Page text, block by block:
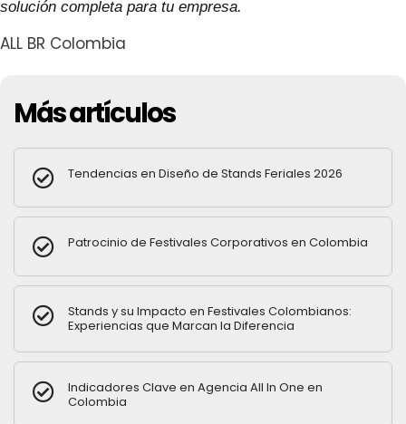
solución completa para tu empresa.
ALL BR Colombia
Más artículos
Tendencias en Diseño de Stands Feriales 2026
Patrocinio de Festivales Corporativos en Colombia
Stands y su Impacto en Festivales Colombianos:
Experiencias que Marcan la Diferencia
Indicadores Clave en Agencia All In One en
Colombia